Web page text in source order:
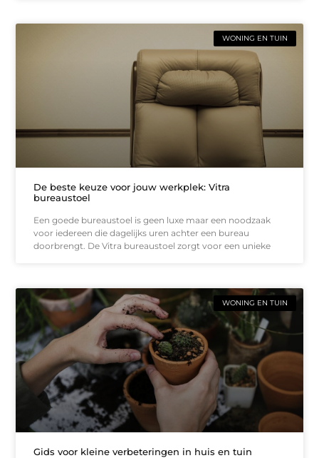
WONING EN TUIN
De beste keuze voor jouw werkplek: Vitra
bureaustoel
Een goede bureaustoel is geen luxe maar een noodzaak
voor iedereen die dagelijks uren achter een bureau
doorbrengt. De Vitra bureaustoel zorgt voor een unieke
WONING EN TUIN
Gids voor kleine verbeteringen in huis en tuin